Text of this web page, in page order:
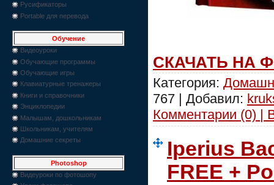
Русификаторы
Portable для перевода
Обучение
Видеоуроки
Обучающие программы
Обучающие игры
Клавиатурные тренажеры
Книги и справочники
Энциклопедии
Малышам, дошкольникам
Школьникам, учителям
Домашние секреты
Photoshop
Видеуроки по фотошопу
СКАЧАТЬ НА
Категория:
767 | Добавил:
Комментарии (0) |
Iperius
FREE +